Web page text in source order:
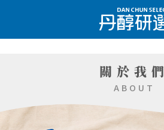
關於我們
ABOUT